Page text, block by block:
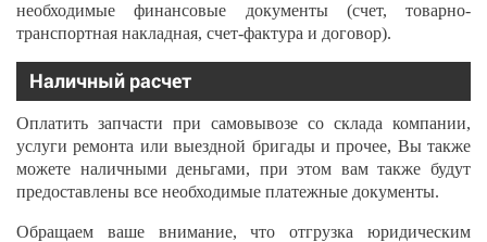
необходимые финансовые документы (счет, товарно-
транспортная накладная, счет-фактура и договор).
Наличный расчет
Оплатить запчасти при самовывозе со склада компании,
услуги ремонта или выездной бригады и прочее, Вы также
можете наличными деньгами, при этом вам также будут
предоставлены все необходимые платежные документы.
Обращаем ваше внимание, что отгрузка юридическим